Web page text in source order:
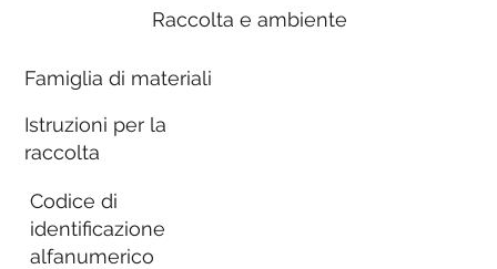
Raccolta e ambiente
Famiglia di materiali
Istruzioni per la
raccolta
Codice di
identificazione
alfanumerico